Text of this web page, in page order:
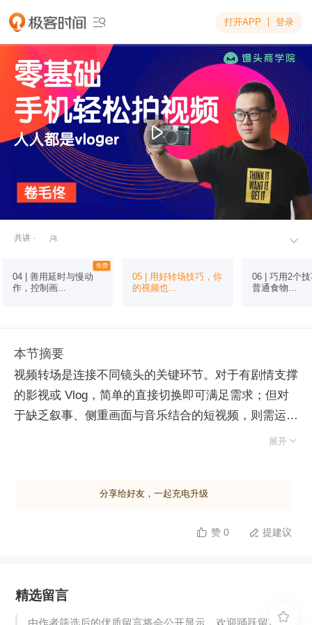
 打开APP 登录

共讲 · 
免费
04 | 善用延时与慢动
作，控制画...
05 | 用好转场技巧，你
的视频也...
06 | 巧用2个
普通食物...
本节摘要
视频转场是连接不同镜头的关键环节。对于有剧情支撑
的影视或 Vlog，简单的直接切换即可满足需求；但对
于缺乏叙事、侧重画面与音乐结合的短视频，则需运用
材结束时用手或物体挡住镜头，后一段素材开始时从遮
限于手，叶子、栏杆甚至地面石头均可，通过改变拍摄
畅过渡。例如，利用快速旋转手机 360 度，将上一场
景的结束动作与下一场景的起始动作衔接，实现瞬间位
展开 
分享给好友，一起充电升级
 赞 0  提建议
精选留言
由作者筛选后的优质留言将会公开显示，欢迎踊跃留言。
